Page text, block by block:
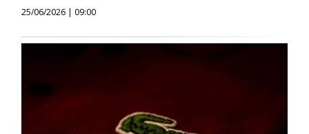
25/06/2026 | 09:00